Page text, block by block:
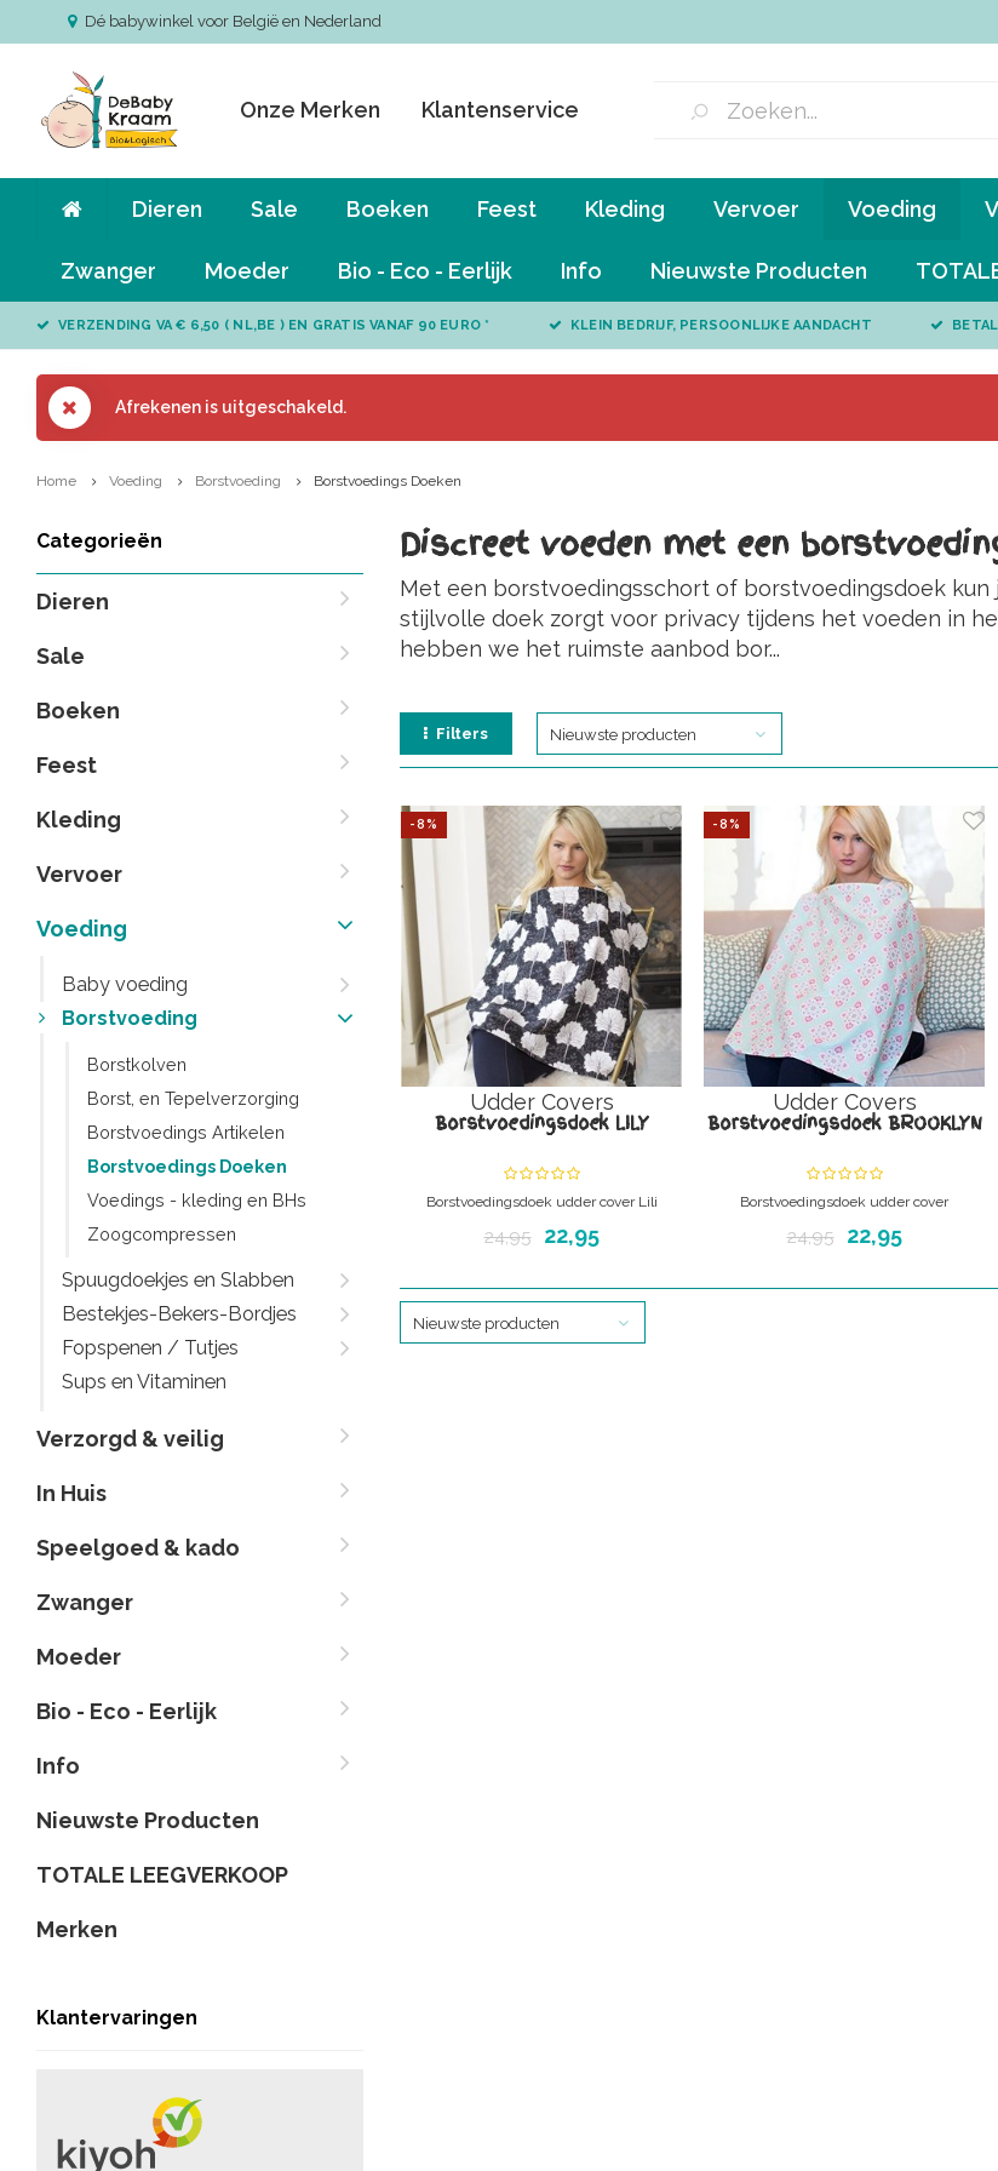
Dé babywinkel voor België en Nederland
Onze Merken Klantenservice
Dieren Sale Boeken Feest Kleding Vervoer Voeding
Zwanger Moeder Bio - Eco - Eerlijk Info Nieuwste Producten
VERZENDING VA € 6,50 ( NL,BE ) EN GRATIS VANAF 90 EURO * KLEIN BEDRIJF, PERSOONLIJKE AANDACHT
Afrekenen is uitgeschakeld.
Home Voeding Borstvoeding Borstvoedings Doeken
Categorieën
Dieren
Sale
Boeken
Feest
Kleding
Vervoer
Voeding
Baby voeding
Borstvoeding
Borstkolven
Borst, en Tepelverzorging
Borstvoedings Artikelen
Borstvoedings Doeken
Voedings - kleding en BHs
Zoogcompressen
Spuugdoekjes en Slabben
Bestekjes-Bekers-Bordjes
Fopspenen / Tutjes
Sups en Vitaminen
Verzorgd & veilig
In Huis
Speelgoed & kado
Zwanger
Moeder
Bio - Eco - Eerlijk
Info
Nieuwste Producten
TOTALE LEEGVERKOOP
Merken
Klantervaringen
Discreet voeden met een
Met een borstvoedingsschort of borstvoedingsdoek
stijlvolle doek zorgt voor privacy tijdens het voeden in
hebben we het ruimste aanbod bor...
Filters Nieuwste producten
-8%
Udder Covers
Borstvoedingsdoek LILY
Borstvoedingsdoek udder cover Lili
zwart/wit.
Borstvoedingsdoek discreet voeden. 100%
24,95 22,95
-8%
Udder Covers
Borstvoedingsdoek BROOKLYN
Borstvoedingsdoek udder cover
BROOKLYN bloemen
Borstvoedingsdoek discreet voeden. 100%
24,95 22,95
Nieuwste producten